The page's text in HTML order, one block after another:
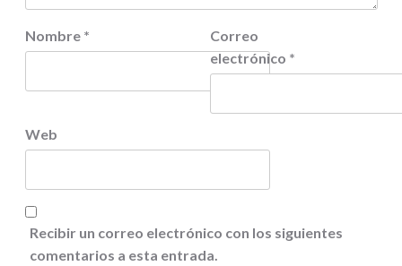
Nombre *
Correo
electrónico *
Web
Recibir un correo electrónico con los siguientes
comentarios a esta entrada.